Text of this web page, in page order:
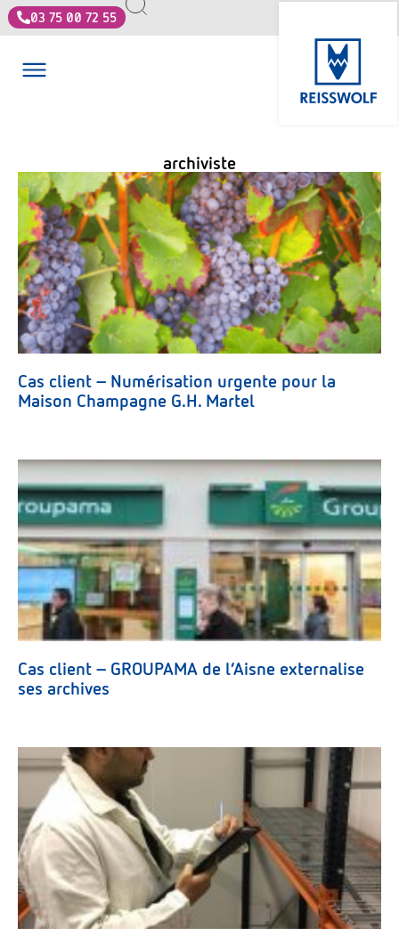
03 75 00 72 55
archiviste
Cas client – Numérisation urgente pour la
Maison Champagne G.H. Martel
Cas client – GROUPAMA de l’Aisne externalise
ses archives